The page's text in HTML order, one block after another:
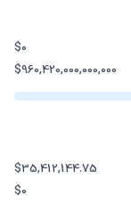
$0
$960,420,000,000,000
$35,412,144.75
$0